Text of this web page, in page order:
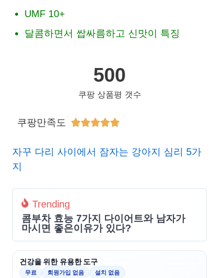
UMF 10+
달콤하면서 쌉싸름하고 신맛이 특징
쿠팡 상품평 갯수
500
쿠팡만족도 
자꾸 다리 사이에서 잠자는 강아지 심리 5가
지
Trending
콤부차 효능 7가지 다이어트와 남자가
마시면 좋은이유가 있다?
건강을 위한 유용한 도구
무료 회원가입 없음 설치 없음